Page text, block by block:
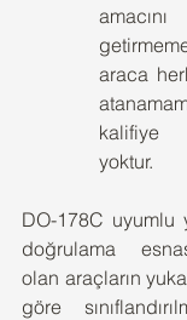
araca
kalifiye
yoktur.
DO-178C uyumlu
doğrulama
olan araçların
göre